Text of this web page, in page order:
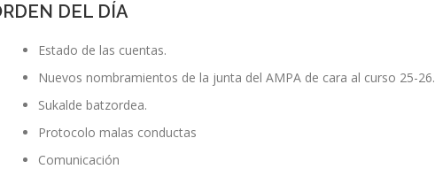
DEL DÍA
Estado de las cuentas.
Nuevos nombramientos de la junta del AMPA de cara al curso 25-26.
Sukalde batzordea.
Protocolo malas conductas
Comunicación